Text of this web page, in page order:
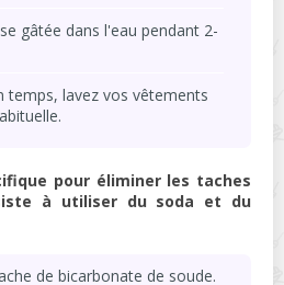
gâtée dans l'eau pendant 2-
temps, lavez vos vêtements
pour éliminer les taches
à utiliser du soda et du
de bicarbonate de soude.